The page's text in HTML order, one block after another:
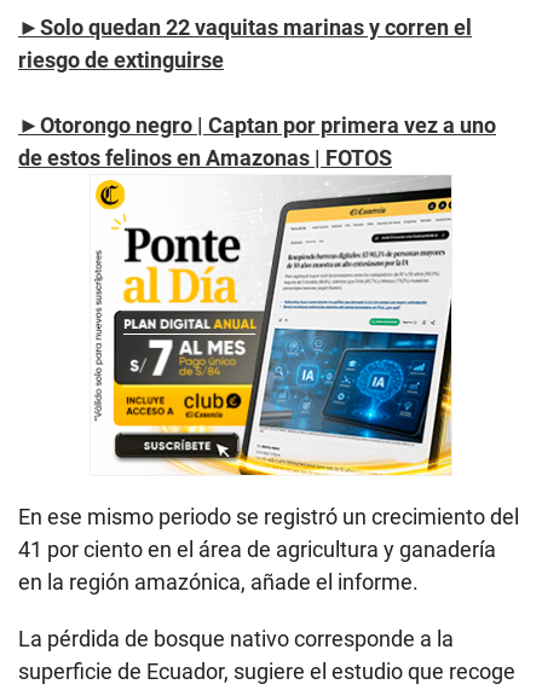
►Solo quedan 22 vaquitas marinas y corren el
riesgo de extinguirse
►Otorongo negro | Captan por primera vez a uno
de estos felinos en Amazonas | FOTOS
En ese mismo periodo se registró un crecimiento del
41 por ciento en el área de agricultura y ganadería
en la región amazónica, añade el informe.
La pérdida de bosque nativo corresponde a la
superficie de Ecuador, sugiere el estudio que recoge